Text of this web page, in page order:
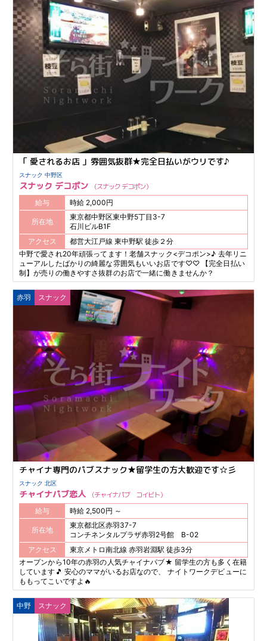
「 愛されるお店 」雰囲気抜群★完全日払いがウリです♪
スナック 中野区
スナック デコポン スナック デコポン
給与 時給 2,000円
所在地
東京都中野区東中野5丁目3-7
石川ビルB1F
アクセス
都営大江戸線 東中野駅 徒歩２分
中野で愛され20年頑張ってます！老舗スナック<デコポン>♪ 去年リニ
ューアルしたばかりの綺麗な雰囲気もいいお店です♡♡ 【完全日払い
制】が売りの働きやすさ抜群のお店で一緒に働きませんか？
赤羽 スナック
チャイナ専門のパブスナック★留学生の方大歓迎です☆彡
スナック 北区
チャイナパブ恋人 チャイナパブ コイビト
給与 時給 2,500円 ～
所在地
東京都北区赤羽37-7
コンチネンタルプラザ赤羽2号館 B-02
アクセス
東京メトロ南北線 赤羽岩淵駅 徒歩3分
オープンから10年の赤羽の人気チャイナパブ★ 留学生の方も多く在籍
しています🎵 安心のママがいるお店なので、 ナイトワークデビューに
ももってこいですよ🔥
中野 スナック